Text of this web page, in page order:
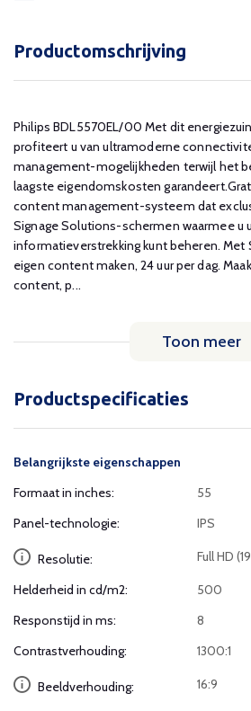
Productomschrijving
Philips BDL5570EL/00 Met dit
profiteert u van ultramoderne
management-mogelijkheden terwijl het
laagste eigendomskosten
content management-systeem dat
Signage Solutions-schermen waarmee u
informatieverstrekking kunt beheren. Met
eigen content maken, 24 uur per dag.
content, p...
Toon meer
Productspecificaties
Belangrijkste eigenschappen
Formaat in inches:
55
Panel-technologie:
IPS
Resolutie: Full HD
Helderheid in cd/m2:
500
Responstijd in ms:
8
Contrastverhouding:
1300:1
Beeldverhouding: 16:9